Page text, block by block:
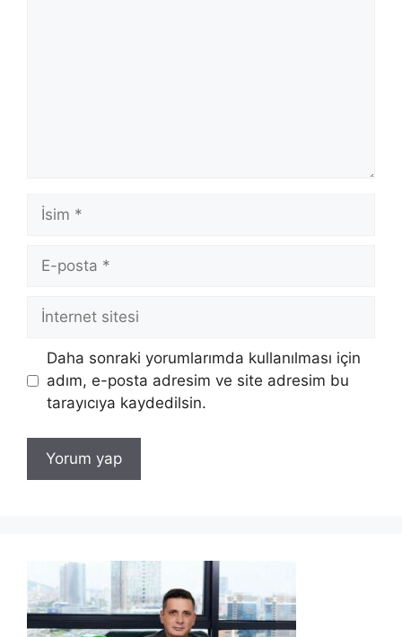
İsim
posta
İnternet
Daha sonraki yorumlarımda kullanılması için
adım, e-posta adresim ve site adresim bu
tarayıcıya kaydedilsin.